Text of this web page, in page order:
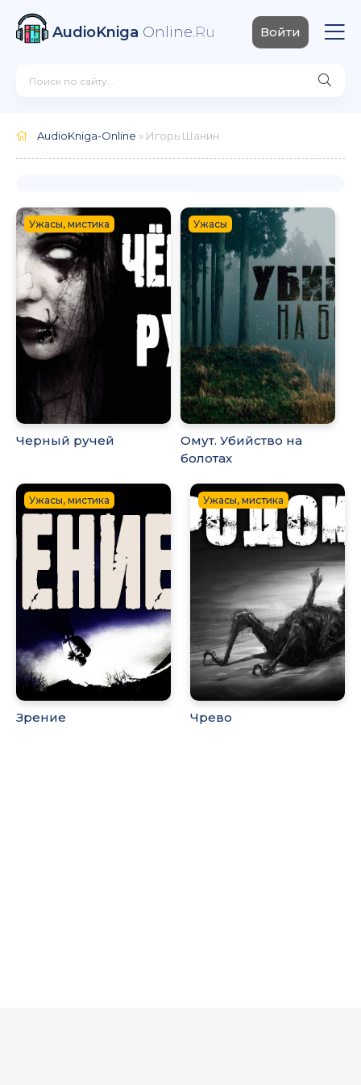
AudioKniga Online.Ru Войти
AudioKniga-Online » Игорь Шанин
Ужасы, мистика
Черный ручей
Ужасы
Омут. Убийство на
болотах
Ужасы, мистика
Зрение
Ужасы, мистика
Чрево